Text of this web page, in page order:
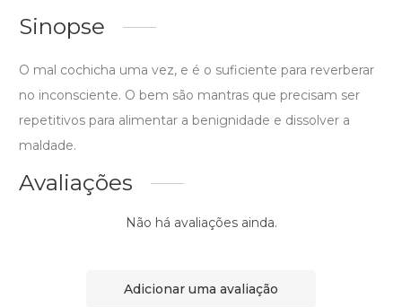
Sinopse
O mal cochicha uma vez, e é o suficiente para reverberar
no inconsciente. O bem são mantras que precisam ser
repetitivos para alimentar a benignidade e dissolver a
maldade.
Avaliações
Não há avaliações ainda.
Adicionar uma avaliação